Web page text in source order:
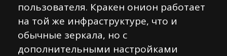
пользователя. Кракен онион работает
на той же инфраструктуре, что и
обычные зеркала, но с
дополнительными настройками